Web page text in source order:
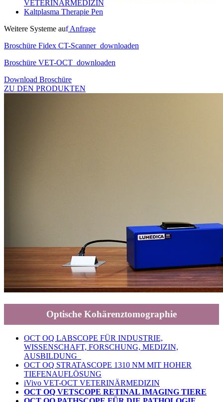
VETERINÄRMEDIZIN
Kaltplasma Therapie Pen
Weitere Systeme aufAnfrage
Broschüre Fidex CT-Scanner downloaden
Broschüre VET-OCT downloaden
Download Broschüre
ZU DEN PRODUKTEN
Optische Kohärenztomographie
OCT OQ LABSCOPE FÜR INDUSTRIE,
WISSENSCHAFT, FORSCHUNG, MEDIZIN,
AUSBILDUNG
OCT OQ STRATASCOPE 1310 NM MIT HOHER
TIEFENAUFLÖSUNG
iVivo VET-OCT VETERINÄRMEDIZIN
OCT OQ VETSCOPE RETINAL IMAGING TIERE